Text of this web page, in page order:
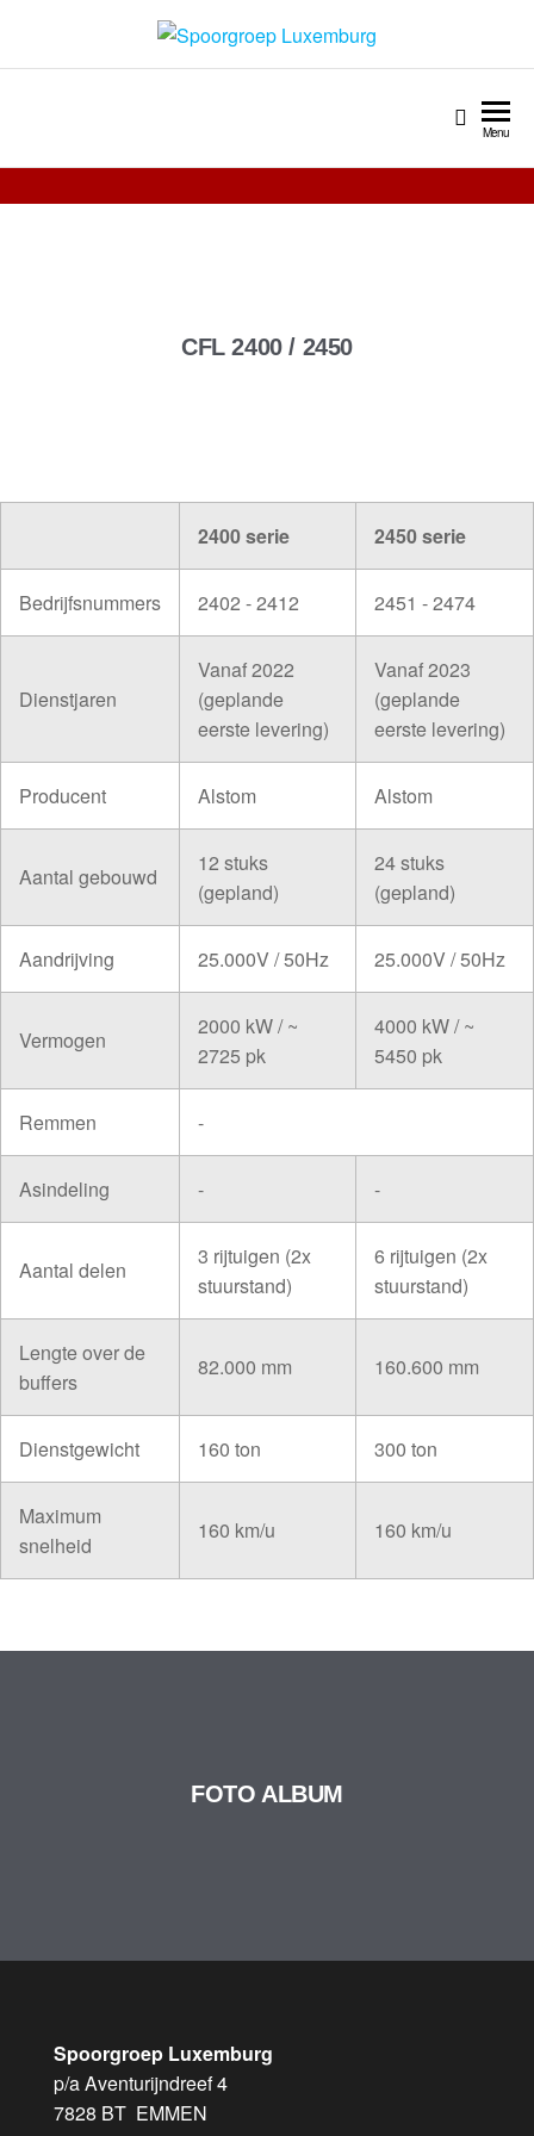
Spoorgroep Luxemburg
Menu
CFL 2400 / 2450
2400 serie 2450 serie
Bedrijfsnummers 2402 - 2412 2451 - 2474
Dienstjaren
Vanaf 2022
(geplande
eerste levering)
Vanaf 2023
(geplande
eerste levering)
Producent Alstom Alstom
Aantal gebouwd
12 stuks
(gepland)
24 stuks
(gepland)
Aandrijving 25.000V / 50Hz 25.000V / 50Hz
Vermogen
2000 kW / ~
2725 pk
4000 kW / ~
5450 pk
Remmen -
Asindeling - -
Aantal delen
3 rijtuigen (2x
stuurstand)
6 rijtuigen (2x
stuurstand)
Lengte over de
buffers
82.000 mm 160.600 mm
Dienstgewicht 160 ton 300 ton
Maximum
snelheid
160 km/u 160 km/u
FOTO ALBUM
Spoorgroep Luxemburg
p/a Aventurijndreef 4
7828 BT EMMEN